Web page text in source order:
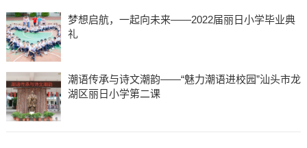
梦想启航，一起向未来——2022届丽日小学毕业典
礼
潮语传承与诗文潮韵——“魅力潮语进校园”汕头市龙
湖区丽日小学第二课